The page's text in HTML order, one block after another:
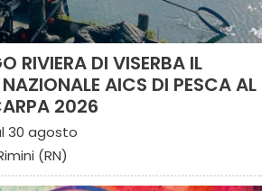
RIVIERA DI VISERBA IL
AICS DI PESCA AL
2026
30 agosto
(RN)